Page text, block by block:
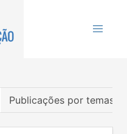
Publicações por temas